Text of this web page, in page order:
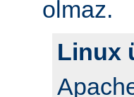
olmaz.
Linux